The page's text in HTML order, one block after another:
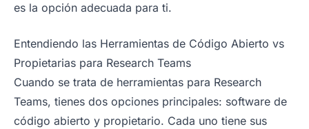
es la opción adecuada para ti.
Entendiendo las Herramientas de Código Abierto vs
Propietarias para Research Teams
Cuando se trata de herramientas para Research
Teams, tienes dos opciones principales: software de
código abierto y propietario. Cada uno tiene sus